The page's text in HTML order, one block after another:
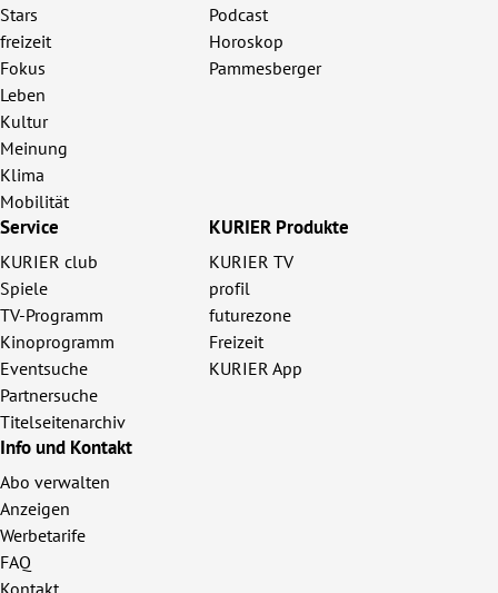
Stars
freizeit
Fokus
Leben
Kultur
Meinung
Klima
Mobilität
Podcast
Horoskop
Pammesberger
Service
KURIER club
Spiele
TV-Programm
Kinoprogramm
Eventsuche
Partnersuche
Titelseitenarchiv
KURIER Produkte
KURIER TV
profil
futurezone
Freizeit
KURIER App
Info und Kontakt
Abo verwalten
Anzeigen
Werbetarife
FAQ
Kontakt